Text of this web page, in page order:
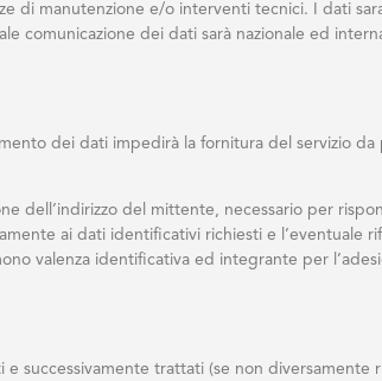
di manutenzione e/o interventi tecnici. I dati
comunicazione dei dati sarà nazionale ed
dei dati impedirà la fornitura del servizio da
dell’indirizzo del mittente, necessario per
ai dati identificativi richiesti e l’eventuale
valenza identificativa ed integrante per
successivamente trattati (se non diversamente